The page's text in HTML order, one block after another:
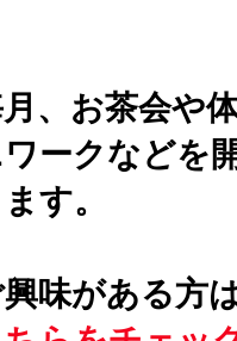
、お茶会や
ークなどを
す。
味がある方